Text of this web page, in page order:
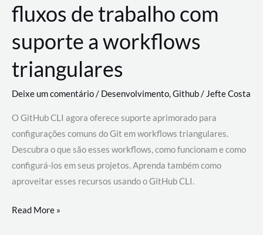
fluxos de trabalho com
suporte a workflows
triangulares
Deixe um comentário/ Desenvolvimento,Github/ Jefte Costa
O GitHub CLI agora oferece suporte aprimorado para
configurações comuns do Git em workflows triangulares.
Descubra o que são esses workflows, como funcionam e como
configurá-los em seus projetos. Aprenda também como
aproveitar esses recursos usando o GitHub CLI.
GitHub
Read More »